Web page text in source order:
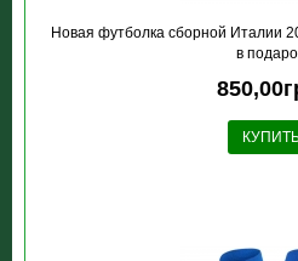
Новая футболка сборной Италии
в